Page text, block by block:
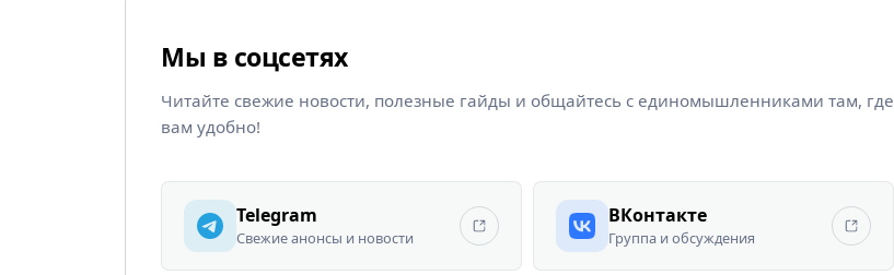
Мы в соцсетях
Читайте свежие новости, полезные гайды и общайтесь с единомышленниками там, где
вам удобно!
Telegram
Свежие анонсы и новости
ВКонтакте
Группа и обсуждения